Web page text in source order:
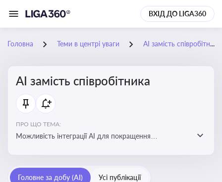
ВХІД ДО LIGA360
Головна Теми в центрі уваги АІ замість співробітника
АІ замість співробітника
ПРО ЩО ТЕМА:
Можливість інтеграції АІ для покращення
Головне за добу (AI) Усі публікації